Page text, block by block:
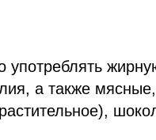
употреблять
а также